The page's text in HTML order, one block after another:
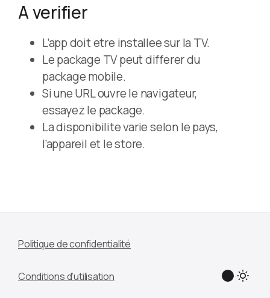
A verifier
L’app doit etre installee sur la TV.
Le package TV peut differer du
package mobile.
Si une URL ouvre le navigateur,
essayez le package.
La disponibilite varie selon le pays,
l’appareil et le store.
Politique de confidentialité
Conditions d’utilisation